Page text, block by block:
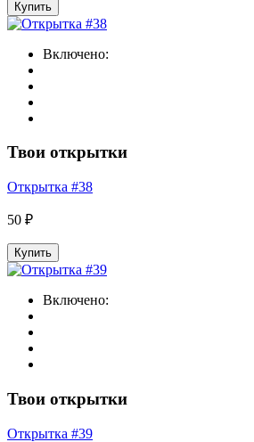
Купить
Включено:
Твои открытки
Открытка #38
50 ₽
Купить
Включено:
Твои открытки
Открытка #39